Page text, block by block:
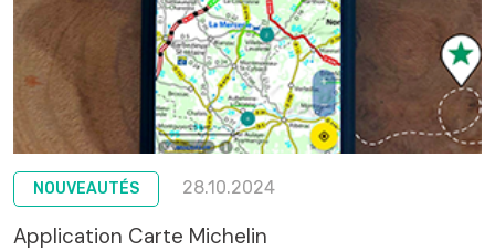
NOUVEAUTÉS 28.10.2024
Application Carte Michelin